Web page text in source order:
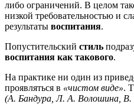
либо ограничений. В целом
низкой требовательностью и
результаты воспитания.
Попустительский стиль
воспитания как такового.
На практике ни один из
проявляться в «чистом виде».
(А. Бандура, Л. А. Волошина,